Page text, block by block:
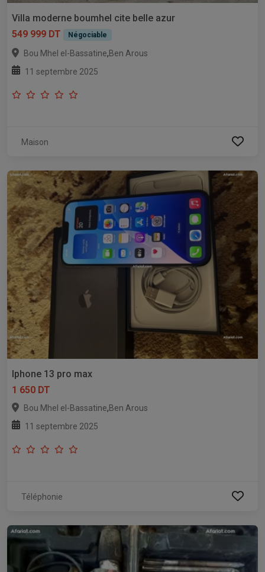
Villa moderne boumhel cite belle azur
549 999 DT
Négociable
Bou Mhel el-Bassatine,Ben Arous
11 septembre 2025
Maison
Iphone 13 pro max
1 650 DT
Bou Mhel el-Bassatine,Ben Arous
11 septembre 2025
Téléphonie